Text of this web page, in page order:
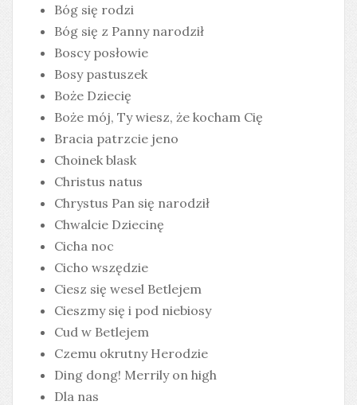
Bóg się rodzi
Bóg się z Panny narodził
Boscy posłowie
Bosy pastuszek
Boże Dziecię
Boże mój, Ty wiesz, że kocham Cię
Bracia patrzcie jeno
Choinek blask
Christus natus
Chrystus Pan się narodził
Chwalcie Dziecinę
Cicha noc
Cicho wszędzie
Ciesz się wesel Betlejem
Cieszmy się i pod niebiosy
Cud w Betlejem
Czemu okrutny Herodzie
Ding dong! Merrily on high
Dla nas